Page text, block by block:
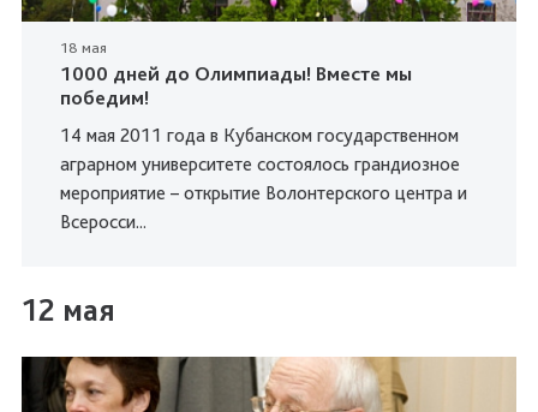
18 мая
1000 дней до Олимпиады! Вместе мы
победим!
14 мая 2011 года в Кубанском государственном
аграрном университете состоялось грандиозное
мероприятие – открытие Волонтерского центра и
Всеросси...
12 мая